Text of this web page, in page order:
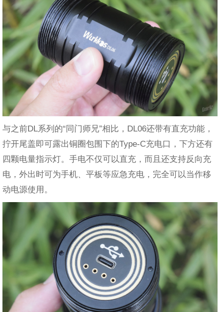
与之前DL系列的“同门师兄”相比，DL06还带有直充功能，
拧开尾盖即可露出铜圈包围下的Type-C充电口，下方还有
四颗电量指示灯。手电不仅可以直充，而且还支持反向充
电，外出时可为手机、平板等应急充电，完全可以当作移
动电源使用。